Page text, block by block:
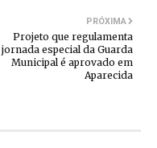
PRÓXIMA
Projeto que regulamenta
jornada especial da Guarda
Municipal é aprovado em
Aparecida